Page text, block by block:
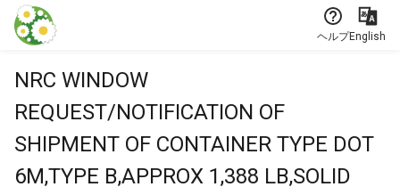
本文に飛ぶ
ヘルプEnglish
NRC WINDOW
REQUEST/NOTIFICATION OF
SHIPMENT OF CONTAINER TYPE DOT
6M,TYPE B,APPROX 1,388 LB,SOLID